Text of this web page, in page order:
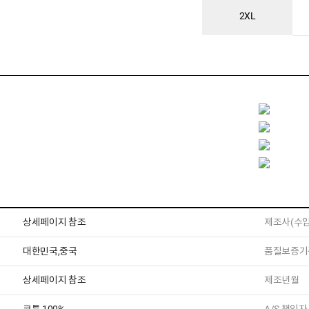
2XL
상세페이지 참조 제조사(수
대한민국,중국 품질보증
상세페이지 참조 제조년월